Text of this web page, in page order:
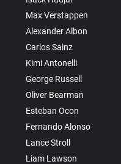
Max Verstappen
Alexander Albon
Carlos Sainz
Kimi Antonelli
George Russell
Oliver Bearman
Esteban Ocon
Fernando Alonso
Lance Stroll
Liam Lawson